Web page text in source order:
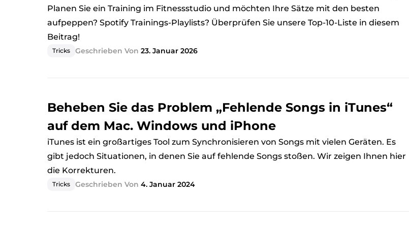
Planen Sie ein Training im Fitnessstudio und möchten Ihre Sätze mit den besten
aufpeppen? Spotify Trainings-Playlists? Überprüfen Sie unsere Top-10-Liste in diesem
Beitrag!
Tricks Geschrieben Von 23. Januar 2026
Beheben Sie das Problem „Fehlende Songs in iTunes“
auf dem Mac. Windows und iPhone
iTunes ist ein großartiges Tool zum Synchronisieren von Songs mit vielen Geräten. Es
gibt jedoch Situationen, in denen Sie auf fehlende Songs stoßen. Wir zeigen Ihnen hier
die Korrekturen.
Tricks Geschrieben Von 4. Januar 2024